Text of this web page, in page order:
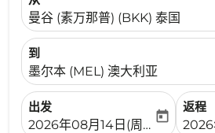
曼谷 (素万那普) (BKK) 泰国
到
墨尔本 (MEL) 澳大利亚
出发
fc-booking-departure-date-
2026年08月14日(周五)
today
返程
fc-
2026